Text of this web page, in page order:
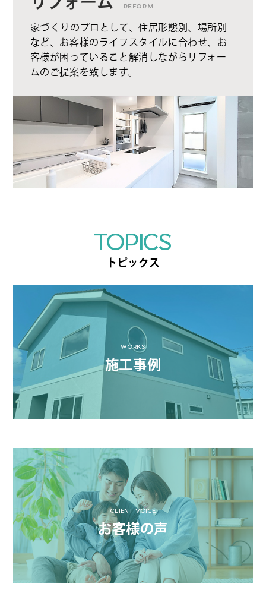
REFORM
家づくりのプロとして、住居形態別、場所別
など、お客様のライフスタイルに合わせ、お
客様が困っていること解消しながらリフォー
ムのご提案を致します。
TOPICS
トピックス
WORKS
施工事例
CLIENT VOICE
お客様の声